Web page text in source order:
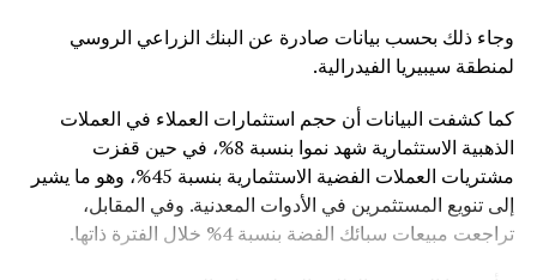
وجاء ذلك بحسب بيانات صادرة عن البنك الزراعي الروسي
لمنطقة سيبيريا الفيدرالية.
كما كشفت البيانات أن حجم استثمارات العملاء في العملات
الذهبية الاستثمارية شهد نموا بنسبة 8%، في حين قفزت
مشتريات العملات الفضية الاستثمارية بنسبة 45%، وهو ما يشير
إلى تنويع المستثمرين في الأدوات المعدنية. وفي المقابل،
تراجعت مبيعات سبائك الفضة بنسبة 4% خلال الفترة ذاتها.